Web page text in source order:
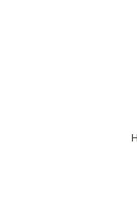
Ürün bilgilerinde
Ürün fiyatı diğer
Bu ürüne benzer